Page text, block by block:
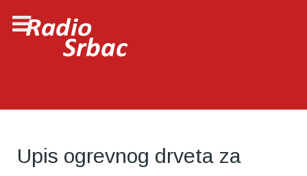
Upis ogrevnog drveta za